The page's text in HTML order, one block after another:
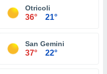
Otricoli
36° 21°
San Gemini
37° 22°